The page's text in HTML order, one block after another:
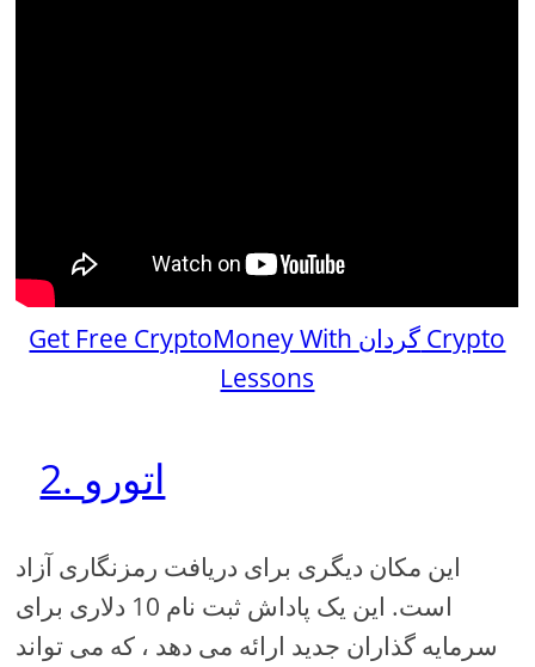
Get Free CryptoMoney With گردان Crypto
Lessons
2. اتورو
این مکان دیگری برای دریافت رمزنگاری آزاد
است. این یک پاداش ثبت نام 10 دلاری برای
سرمایه گذاران جدید ارائه می دهد ، که می تواند